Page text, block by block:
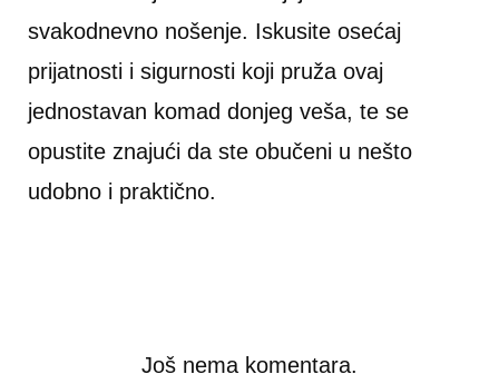
svakodnevno nošenje. Iskusite osećaj
prijatnosti i sigurnosti koji pruža ovaj
jednostavan komad donjeg veša, te se
opustite znajući da ste obučeni u nešto
udobno i praktično.
Još nema komentara.